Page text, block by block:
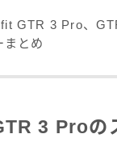
GTR 3 Pro、
まとめ
3 Proの